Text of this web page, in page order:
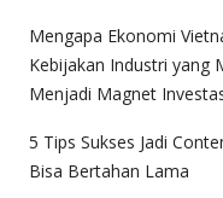
Mengapa Ekonomi
Kebijakan Industri yang
Menjadi Magnet
5 Tips Sukses Jadi
Bisa Bertahan Lama